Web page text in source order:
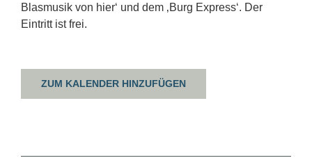
Blasmusik von hier‘ und dem ‚Burg Express‘. Der
Eintritt ist frei.
ZUM KALENDER HINZUFÜGEN